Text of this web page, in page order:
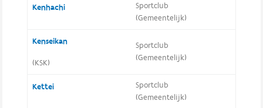
Kenhachi
Sportclub
(Gemeentelijk)
Kenseikan
(KSK)
Sportclub
(Gemeentelijk)
Kettei
Sportclub
(Gemeentelijk)